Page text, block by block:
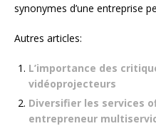
synonymes d’une entreprise
Autres articles:
L’importance des
vidéoprojecteurs
Diversifier les services
entrepreneur